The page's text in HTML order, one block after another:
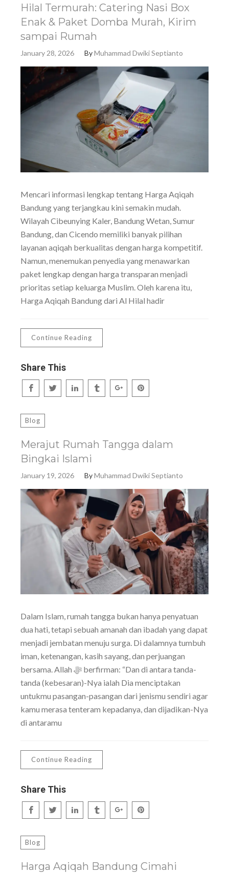
Hilal Termurah: Catering Nasi Box
Enak & Paket Domba Murah, Kirim
sampai Rumah
January 28, 2026 ByMuhammad Dwiki Septianto
Mencari informasi lengkap tentang Harga Aqiqah
Bandung yang terjangkau kini semakin mudah.
Wilayah Cibeunying Kaler, Bandung Wetan, Sumur
Bandung, dan Cicendo memiliki banyak pilihan
layanan aqiqah berkualitas dengan harga kompetitif.
Namun, menemukan penyedia yang menawarkan
paket lengkap dengan harga transparan menjadi
prioritas setiap keluarga Muslim. Oleh karena itu,
Harga Aqiqah Bandung dari Al Hilal hadir
Continue Reading
Share This
Blog
Merajut Rumah Tangga dalam
Bingkai Islami
January 19, 2026 ByMuhammad Dwiki Septianto
Dalam Islam, rumah tangga bukan hanya penyatuan
dua hati, tetapi sebuah amanah dan ibadah yang dapat
menjadi jembatan menuju surga. Di dalamnya tumbuh
iman, ketenangan, kasih sayang, dan perjuangan
bersama. Allah ﷻ berfirman: “Dan di antara tanda-
tanda (kebesaran)-Nya ialah Dia menciptakan
untukmu pasangan-pasangan dari jenismu sendiri agar
kamu merasa tenteram kepadanya, dan dijadikan-Nya
di antaramu
Continue Reading
Share This
Blog
Harga Aqiqah Bandung Cimahi